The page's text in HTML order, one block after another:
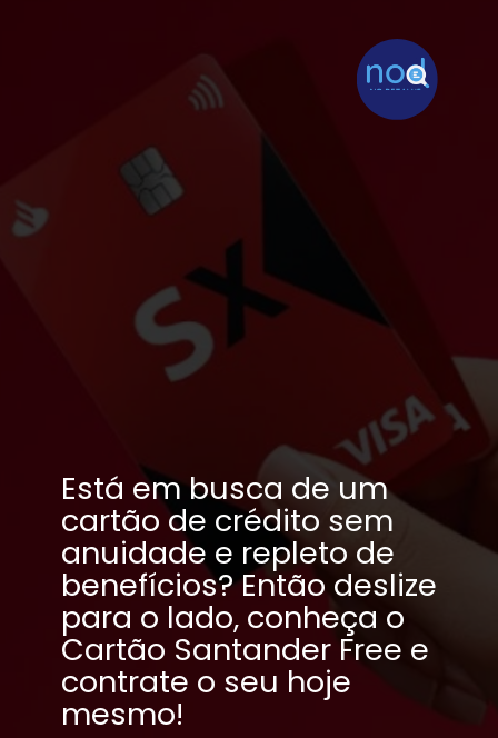
Está em busca de um
cartão de crédito sem
anuidade e repleto de
benefícios? Então deslize
para o lado, conheça o
Cartão Santander Free e
contrate o seu hoje
mesmo!